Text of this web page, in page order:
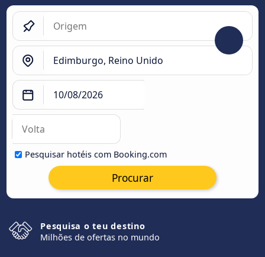
Pesquisar hotéis com Booking.com
Procurar
Pesquisa o teu destino
Milhões de ofertas no mundo